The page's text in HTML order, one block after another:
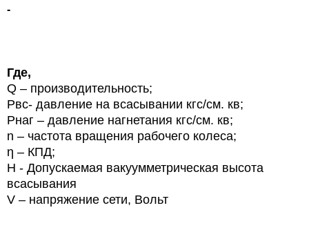
-
Где,
Q – производительность;
Рвс- давление на всасывании кгс/см. кв;
Pнаг – давление нагнетания кгс/см. кв;
n – частота вращения рабочего колеса;
η – КПД;
Н - Допускаемая вакуумметрическая высота
всасывания
V – напряжение сети, Вольт